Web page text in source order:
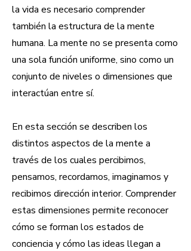
la vida es necesario comprender
también la estructura de la mente
humana. La mente no se presenta como
una sola función uniforme, sino como un
conjunto de niveles o dimensiones que
interactúan entre sí.
En esta sección se describen los
distintos aspectos de la mente a
través de los cuales percibimos,
pensamos, recordamos, imaginamos y
recibimos dirección interior. Comprender
estas dimensiones permite reconocer
cómo se forman los estados de
conciencia y cómo las ideas llegan a